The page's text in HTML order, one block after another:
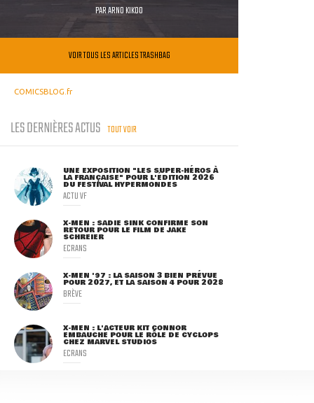
PARARNO KIKOO
VOIR TOUS LES ARTICLES TRASHBAG
COMICSBLOG.fr
LES DERNIÈRES ACTUS TOUT VOIR
UNE EXPOSITION "LES SUPER-HÉROS À
LA FRANÇAISE" POUR L'ÉDITION 2026
DU FESTIVAL HYPERMONDES
ACTU VF
X-MEN : SADIE SINK CONFIRME SON
RETOUR POUR LE FILM DE JAKE
SCHREIER
ECRANS
X-MEN '97 : LA SAISON 3 BIEN PRÉVUE
POUR 2027, ET LA SAISON 4 POUR 2028
BRÈVE
X-MEN : L'ACTEUR KIT CONNOR
EMBAUCHÉ POUR LE RÔLE DE CYCLOPS
CHEZ MARVEL STUDIOS
ECRANS